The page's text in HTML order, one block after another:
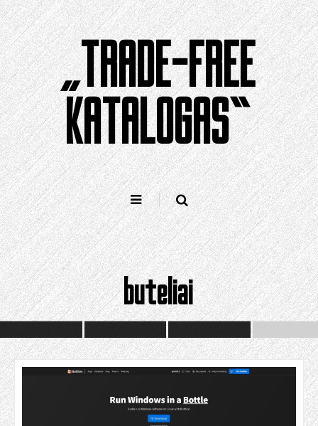
Pereiti
prie
turinio
„TRADE-FREE
KATALOGAS“
buteliai